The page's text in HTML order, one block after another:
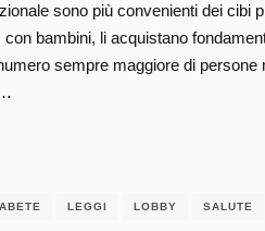
sono più convenienti dei cibi
bambini, li acquistano
sempre maggiore di persone
LEGGI LOBBY SALUTE